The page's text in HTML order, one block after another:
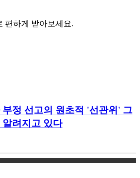
편하게 받아보세요.
정 선고의 원초적 '선관위' 그
려지고 있다